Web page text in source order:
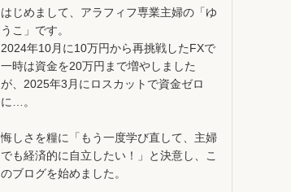
はじめまして、アラフィフ専業主婦の「ゆ
うこ」です。
2024年10月に10万円から再挑戦したFXで
一時は資金を20万円まで増やしました
が、2025年3月にロスカットで資金ゼロ
に…。
悔しさを糧に「もう一度学び直して、主婦
でも経済的に自立したい！」と決意し、こ
のブログを始めました。